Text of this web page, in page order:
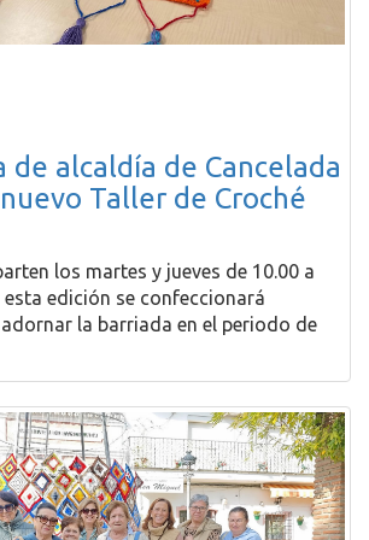
de alcaldía de Cancelada
Taller de Croché
los martes y jueves de 10.00 a
esta edición se confeccionará
la barriada en el periodo de